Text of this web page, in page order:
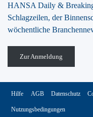
HANSA Daily &
Schlagzeilen, der
wöchentliche
Zur Anmeldung
Hilfe AGB Datenschutz
Nutzungsbedingungen